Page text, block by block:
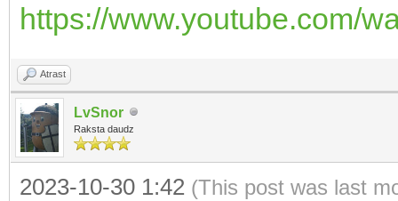
https://www.youtube.com/
Atrast
LvSnor
Raksta daudz
2023-10-30 1:42 (This post was last